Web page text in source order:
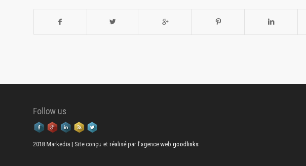
Follow us
2018 Markedia | Site conçu et réalisé par l'agence web goodlinks